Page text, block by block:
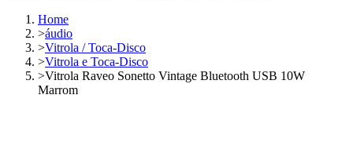
Home
>áudio
>Vitrola / Toca-Disco
>Vitrola e Toca-Disco
>Vitrola Raveo Sonetto Vintage Bluetooth USB 10W
Marrom